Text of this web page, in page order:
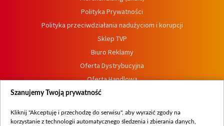
Polityka Prywatności
Polityka przeciwdziałania nadużyciom i korupcji
Sklep TVP
Biuro Reklamy
Oferta Dystrybucyjna
Oferta Handlowa
Dostępność
Procedura zgłoszeń wewnętrznych
Szanujemy Twoją prywatność
Kliknij "Akceptuję i przechodzę do serwisu", aby wyrazić zgody na
korzystanie z technologii automatycznego śledzenia i zbierania danych,